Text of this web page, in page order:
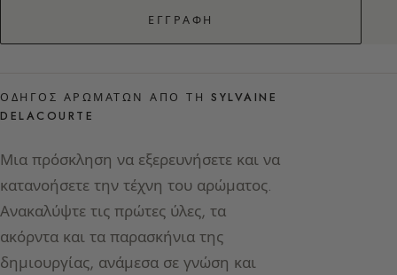
ΕΓΓΡΑΦΉ
ΟΔΗΓΌΣ ΑΡΩΜΆΤΩΝ ΑΠΌ ΤΗ SYLVAINE
DELACOURTE
Μια πρόσκληση να εξερευνήσετε και να
κατανοήσετε την τέχνη του αρώματος.
Ανακαλύψτε τις πρώτες ύλες, τα
ακόρντα και τα παρασκήνια της
δημιουργίας, ανάμεσα σε γνώση και